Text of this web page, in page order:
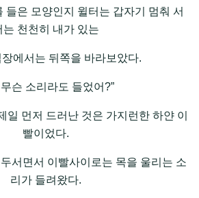
들은 모양인지 윌터는 갑자기 멈춰 서
는 천천히 내가 있는
에서는 뒤쪽을 바라보았다.
무슨 소리라도 들었어?”
일 먼저 드러난 것은 가지런한 하얀 이
빨이었다.
서면서 이빨사이로는 목을 울리는 소
리가 들려왔다.